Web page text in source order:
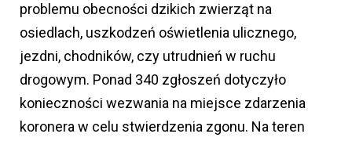
problemu obecności dzikich zwierząt na
osiedlach, uszkodzeń oświetlenia ulicznego,
jezdni, chodników, czy utrudnień w ruchu
drogowym. Ponad 340 zgłoszeń dotyczyło
konieczności wezwania na miejsce zdarzenia
koronera w celu stwierdzenia zgonu. Na teren